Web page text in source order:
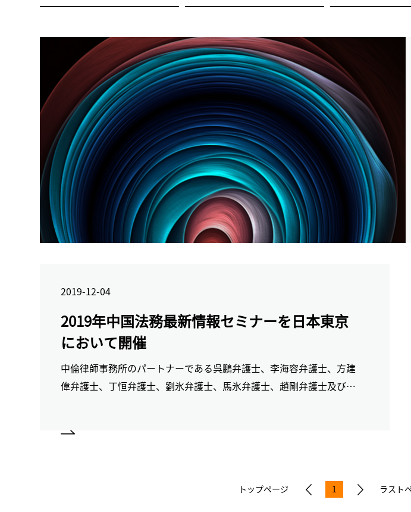
2019-12-04
2019年中国法務最新情報セミナーを日本東京
において開催
中倫律師事務所のパートナーである呉鵬弁護士、李海容弁護士、方建
偉弁護士、丁恒弁護士、劉氷弁護士、馬氷弁護士、趙剛弁護士及び
トップページ 1 ラスト